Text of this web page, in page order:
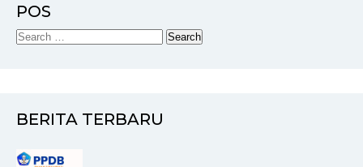
POS
BERITA TERBARU